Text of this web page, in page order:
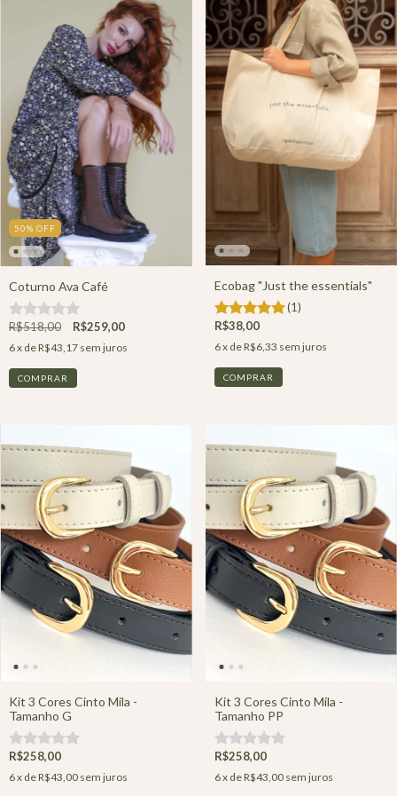
50% OFF
Coturno Ava Café
R$518,00 R$259,00
6x deR$43,17 sem juros
COMPRAR
Ecobag "Just the essentials"
(1)
R$38,00
6x deR$6,33 sem juros
Kit 3 Cores Cinto Mila -
Tamanho G
R$258,00
6x deR$43,00 sem juros
Kit 3 Cores Cinto Mila -
Tamanho PP
R$258,00
6x deR$43,00 sem juros